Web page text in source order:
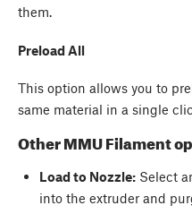
them.
Preload All
This option allows you to
same material in a single
Other MMU Filament
Load to Nozzle:Select
into the extruder and